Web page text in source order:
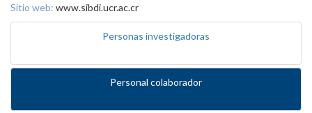
Sitio web: www.sibdi.ucr.ac.cr
Personas investigadoras
Personal colaborador